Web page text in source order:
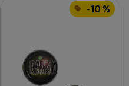
-10 %